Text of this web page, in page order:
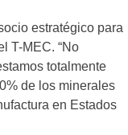
estratégico para
T-MEC. “No
totalmente
de los minerales
en Estados